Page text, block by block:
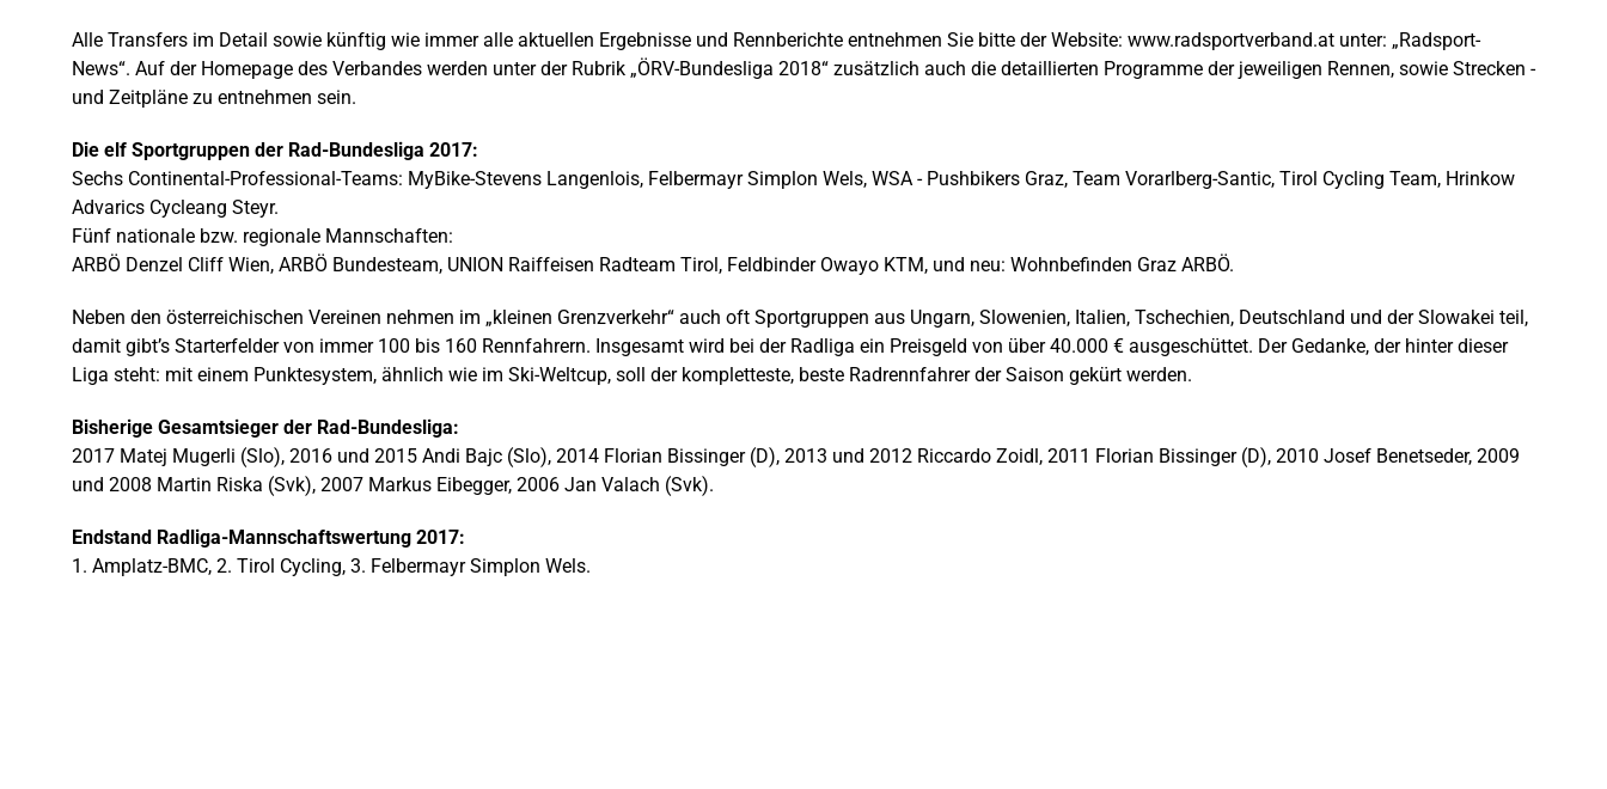
Alle Transfers im Detail sowie künftig wie immer alle aktuellen Ergebnisse und Rennberichte entnehmen Sie bitte der Website: www.radsportverband.at unter: „Radsport-
News“. Auf der Homepage des Verbandes werden unter der Rubrik „ÖRV-Bundesliga 2018“ zusätzlich auch die detaillierten Programme der jeweiligen Rennen, sowie Strecken -
und Zeitpläne zu entnehmen sein.
Die elf Sportgruppen der Rad-Bundesliga 2017:
Sechs Continental-Professional-Teams: MyBike-Stevens Langenlois, Felbermayr Simplon Wels, WSA - Pushbikers Graz, Team Vorarlberg-Santic, Tirol Cycling Team, Hrinkow
Advarics Cycleang Steyr.
Fünf nationale bzw. regionale Mannschaften:
ARBÖ Denzel Cliff Wien, ARBÖ Bundesteam, UNION Raiffeisen Radteam Tirol, Feldbinder Owayo KTM, und neu: Wohnbefinden Graz ARBÖ.
Neben den österreichischen Vereinen nehmen im „kleinen Grenzverkehr“ auch oft Sportgruppen aus Ungarn, Slowenien, Italien, Tschechien, Deutschland und der Slowakei teil,
damit gibt’s Starterfelder von immer 100 bis 160 Rennfahrern. Insgesamt wird bei der Radliga ein Preisgeld von über 40.000 € ausgeschüttet. Der Gedanke, der hinter dieser
Liga steht: mit einem Punktesystem, ähnlich wie im Ski-Weltcup, soll der kompletteste, beste Radrennfahrer der Saison gekürt werden.
Bisherige Gesamtsieger der Rad-Bundesliga:
2017 Matej Mugerli (Slo), 2016 und 2015 Andi Bajc (Slo), 2014 Florian Bissinger (D), 2013 und 2012 Riccardo Zoidl, 2011 Florian Bissinger (D), 2010 Josef Benetseder, 2009
und 2008 Martin Riska (Svk), 2007 Markus Eibegger, 2006 Jan Valach (Svk).
Endstand Radliga-Mannschaftswertung 2017:
1. Amplatz-BMC, 2. Tirol Cycling, 3. Felbermayr Simplon Wels.